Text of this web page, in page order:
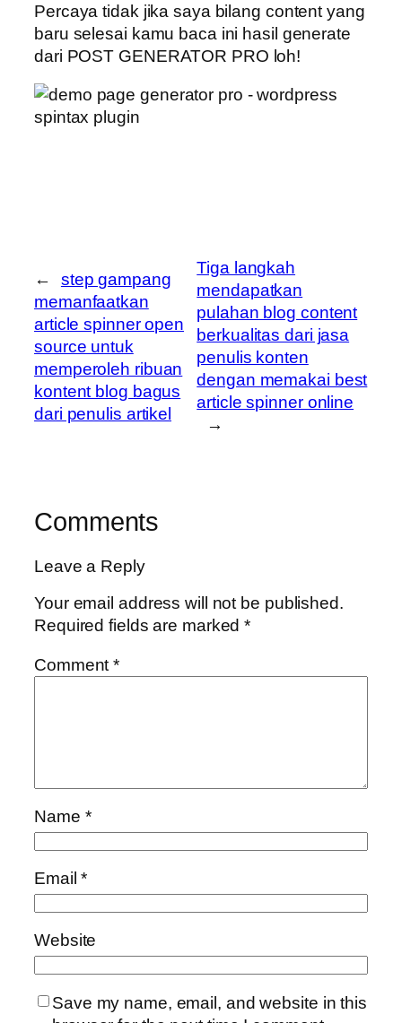
Percaya tidak jika saya bilang content yang
baru selesai kamu baca ini hasil generate
dari POST GENERATOR PRO loh!
←
step gampang
memanfaatkan
article spinner open
source untuk
memperoleh ribuan
kontent blog bagus
dari penulis artikel
Tiga langkah
mendapatkan
pulahan blog content
berkualitas dari jasa
penulis konten
dengan memakai best
article spinner online
→
Comments
Leave a Reply
Your email address will not be published.
Required fields are marked*
Comment*
Name *
Email*
Website
Save my name, email, and website in this